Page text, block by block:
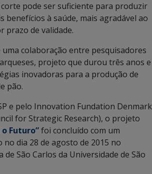
pode ser suficiente para produzir
benefícios à saúde, mais agradável ao
prazo de validade.
colaboração entre pesquisadores
projeto que durou três anos e
inovadoras para a produção de
pão.
e pelo Innovation Fundation Denmark
for Strategic Research), o projeto
Futuro”foi concluído com um
dia 28 de agosto de 2015 no
São Carlos da Universidade de São